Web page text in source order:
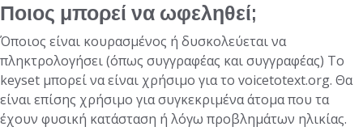
Ποιος μπορεί να ωφεληθεί;
Όποιος είναι κουρασμένος ή δυσκολεύεται να
πληκτρολογήσει (όπως συγγραφέας και συγγραφέας) Το
keyset μπορεί να είναι χρήσιμο για το voicetotext.org. Θα
είναι επίσης χρήσιμο για συγκεκριμένα άτομα που τα
έχουν φυσική κατάσταση ή λόγω προβλημάτων ηλικίας.